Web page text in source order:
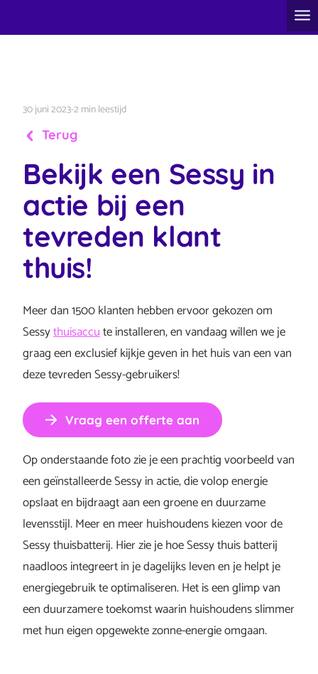
30 juni 2023-2 min leestijd
Terug
Bekijk een Sessy in
actie bij een
tevreden klant
thuis!
Meer dan 1500 klanten hebben ervoor gekozen om
Sessythuisaccute installeren, en vandaag willen we je
graag een exclusief kijkje geven in het huis van een van
deze tevreden Sessy-gebruikers!
Vraag een offerte aan
Op onderstaande foto zie je een prachtig voorbeeld van
een geïnstalleerde Sessy in actie, die volop energie
opslaat en bijdraagt aan een groene en duurzame
levensstijl. Meer en meer huishoudens kiezen voor de
Sessy thuisbatterij. Hier zie je hoe Sessy thuis batterij
naadloos integreert in je dagelijks leven en je helpt je
energiegebruik te optimaliseren. Het is een glimp van
een duurzamere toekomst waarin huishoudens slimmer
met hun eigen opgewekte zonne-energie omgaan.